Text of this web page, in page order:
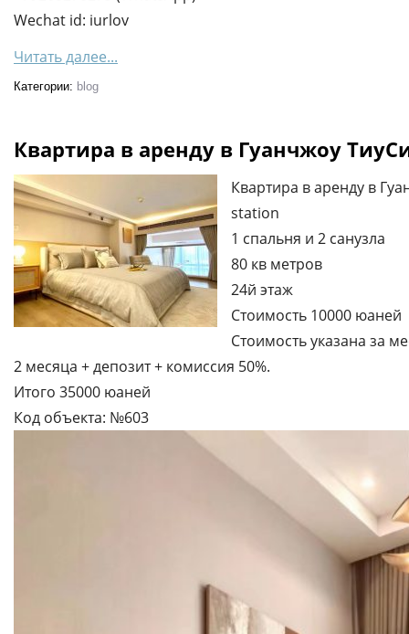
Wechat id: iurlov
Читать далее...
Категории: blog
Квартира в аренду в Гуанчжоу
Квартира в аренду в
station
1 спальня и 2 санузла
80 кв метров
24й этаж
Стоимость 10000 юаней
Стоимость указана за
2 месяца + депозит + комиссия 50%.
Итого 35000 юаней
Код объекта: №603